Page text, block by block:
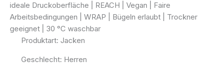
ideale Druckoberfläche | REACH | Vegan | Faire
Arbeitsbedingungen | WRAP | Bügeln erlaubt | Trockner
geeignet | 30 °C waschbar
Produktart: Jacken
Geschlecht: Herren